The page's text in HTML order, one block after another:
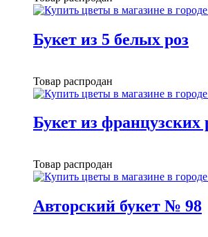
Букет из 5 белых роз
Товар распродан
Букет из французских
Товар распродан
Авторский букет № 98